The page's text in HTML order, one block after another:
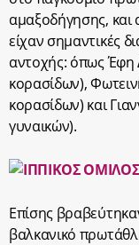
αμαξοδήγησης,
είχαν σημαντικές
αντοχής: όπως Έφη
κορασίδων),
κορασίδων) και
γυναικών).
Επίσης
βαλκανικό